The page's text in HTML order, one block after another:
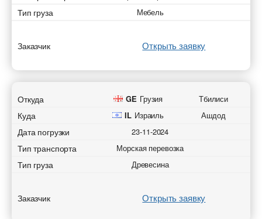
Тип груза Мебель
Заказчик Открыть заявку
Откуда GE Грузия Тбилиси
Куда IL Израиль Ашдод
Дата погрузки 23-11-2024
Тип транспорта Морская перевозка
Тип груза Древесина
Заказчик Открыть заявку